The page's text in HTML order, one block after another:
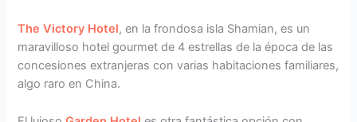
The Victory Hotel, en la frondosa isla Shamian, es un
maravilloso hotel gourmet de 4 estrellas de la época de las
concesiones extranjeras con varias habitaciones familiares,
algo raro en China.